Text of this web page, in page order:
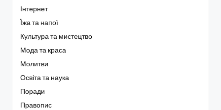
Інтернет
Їжа та напої
Культура та мистецтво
Мода та краса
Молитви
Освіта та наука
Поради
Правопис